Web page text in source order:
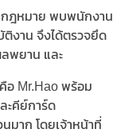
ฎหมาย พบพนักงาน
งาน จึงได้ตรวจยึด
พยาน และ
อ Mr.Hao พร้อม
ะคีย์การ์ด
มาก โดยเจ้าหน้าที่